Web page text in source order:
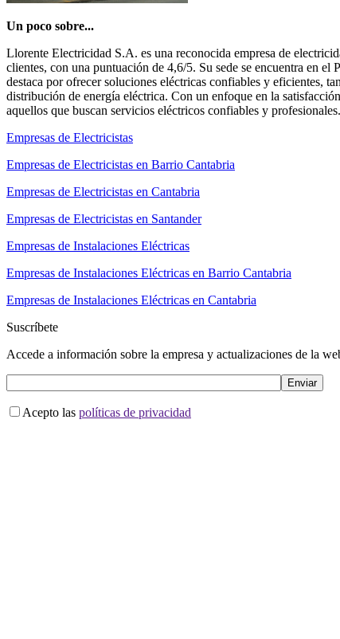
Un poco sobre...
Llorente Electricidad S.A. es una reconocida empresa de
clientes, con una puntuación de 4,6/5. Su sede se encuentra en
destaca por ofrecer soluciones eléctricas confiables y eficientes,
distribución de energía eléctrica. Con un enfoque en la
aquellos que buscan servicios eléctricos confiables y profesionales.
Empresas de Electricistas
Empresas de Electricistas en Barrio Cantabria
Empresas de Electricistas en Cantabria
Empresas de Electricistas en Santander
Empresas de Instalaciones Eléctricas
Empresas de Instalaciones Eléctricas en Barrio Cantabria
Empresas de Instalaciones Eléctricas en Cantabria
Suscríbete
Accede a información sobre la empresa y actualizaciones de la
Acepto las políticas de privacidad